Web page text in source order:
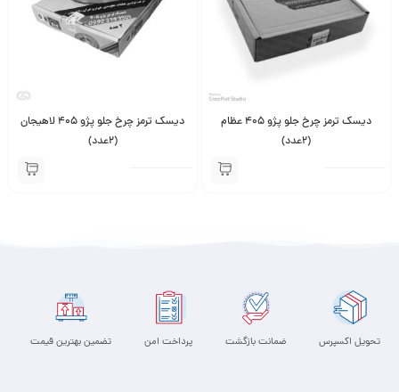
دیسک ترمز چرخ جلو پژو 405 عظام
(2عدد)
دیسک ترمز چرخ جلو پژو 405 لاهیجان
(2عدد)
تحویل اکسپرس ضمانت بازگشت پرداخت امن تضمین بهترین قیمت